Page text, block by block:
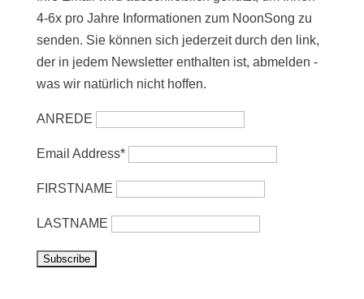
4-6x pro Jahre Informationen zum NoonSong zu
senden. Sie können sich jederzeit durch den link,
der in jedem Newsletter enthalten ist, abmelden -
was wir natürlich nicht hoffen.
ANREDE
Email Address*
FIRSTNAME
LASTNAME